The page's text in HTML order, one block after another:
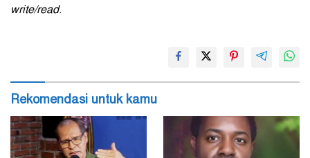
write/read.
Rekomendasi untuk kamu